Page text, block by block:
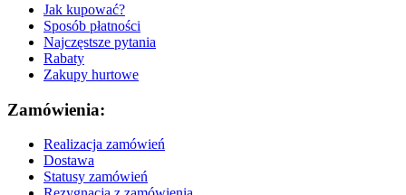
Jak kupować?
Sposób płatności
Najczęstsze pytania
Rabaty
Zakupy hurtowe
Zamówienia:
Realizacja zamówień
Dostawa
Statusy zamówień